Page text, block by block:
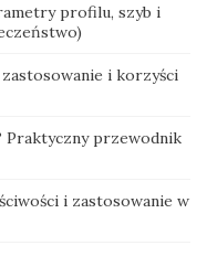
profilu, szyb i
zastosowanie i korzyści
Praktyczny przewodnik
i zastosowanie w